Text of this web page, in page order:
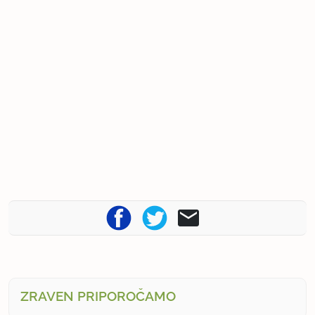
ZRAVEN PRIPOROČAMO